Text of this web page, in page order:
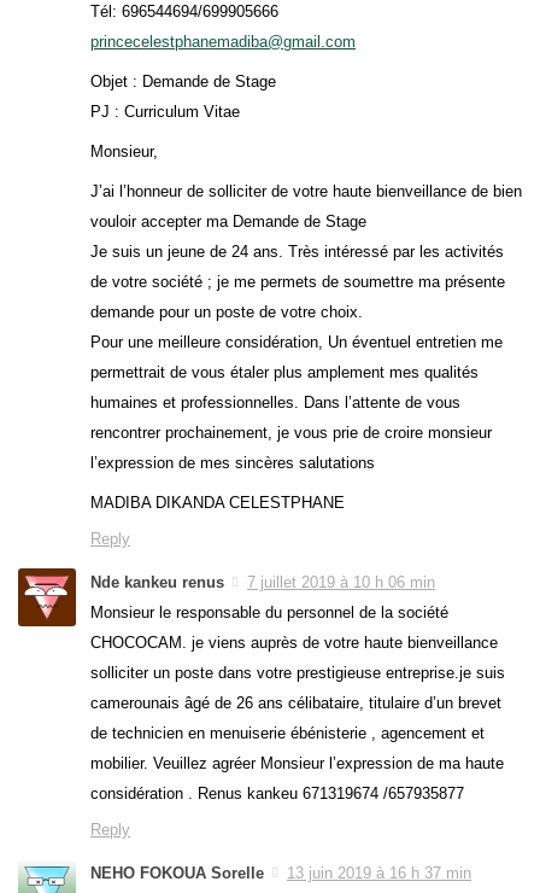
Tél: 696544694/699905666
princecelestphanemadiba@gmail.com
Objet : Demande de Stage
PJ : Curriculum Vitae
Monsieur,
J’ai l’honneur de solliciter de votre haute bienveillance de bien
vouloir accepter ma Demande de Stage
Je suis un jeune de 24 ans. Très intéressé par les activités
de votre société ; je me permets de soumettre ma présente
demande pour un poste de votre choix.
Pour une meilleure considération, Un éventuel entretien me
permettrait de vous étaler plus amplement mes qualités
humaines et professionnelles. Dans l’attente de vous
rencontrer prochainement, je vous prie de croire monsieur
l’expression de mes sincères salutations
MADIBA DIKANDA CELESTPHANE
Reply
Nde kankeu renus
7 juillet 2019 à 10 h 06 min
Monsieur le responsable du personnel de la société
CHOCOCAM. je viens auprès de votre haute bienveillance
solliciter un poste dans votre prestigieuse entreprise.je suis
camerounais âgé de 26 ans célibataire, titulaire d’un brevet
de technicien en menuiserie ébénisterie , agencement et
mobilier. Veuillez agréer Monsieur l’expression de ma haute
considération . Renus kankeu 671319674 /657935877
Reply
NEHO FOKOUA Sorelle
13 juin 2019 à 16 h 37 min